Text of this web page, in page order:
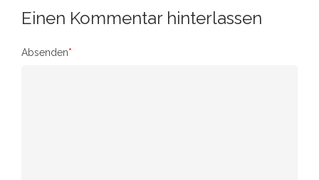
Einen Kommentar hinterlassen
Absenden*